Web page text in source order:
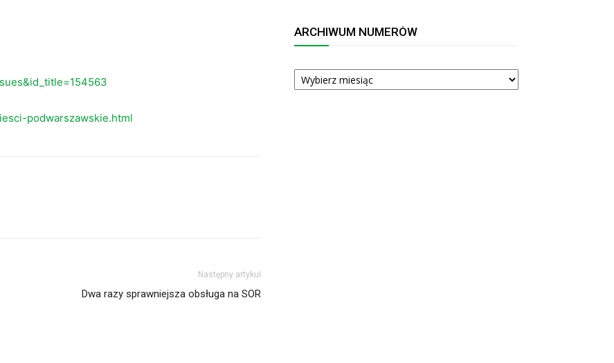
podwarszawskie.html
Następny artykuł
Dwa razy sprawniejsza obsługa na SOR
ARCHIWUM NUMERÓW
ARCHIWUM
NUMERÓW